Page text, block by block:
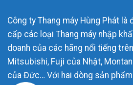
Công ty Thang máy Hùng Phát là
cấp các loại Thang máy nhập
doanh của các hãng nổi tiếng
Mitsubishi, Fuji của Nhật,
của Đức… Với hai dòng sản